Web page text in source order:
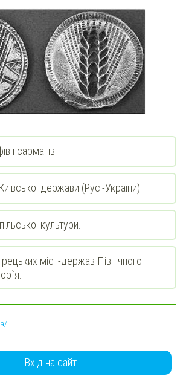
і сарматів.
держави (Русі-України).
культури.
міст-держав Північного
Вхід на сайт